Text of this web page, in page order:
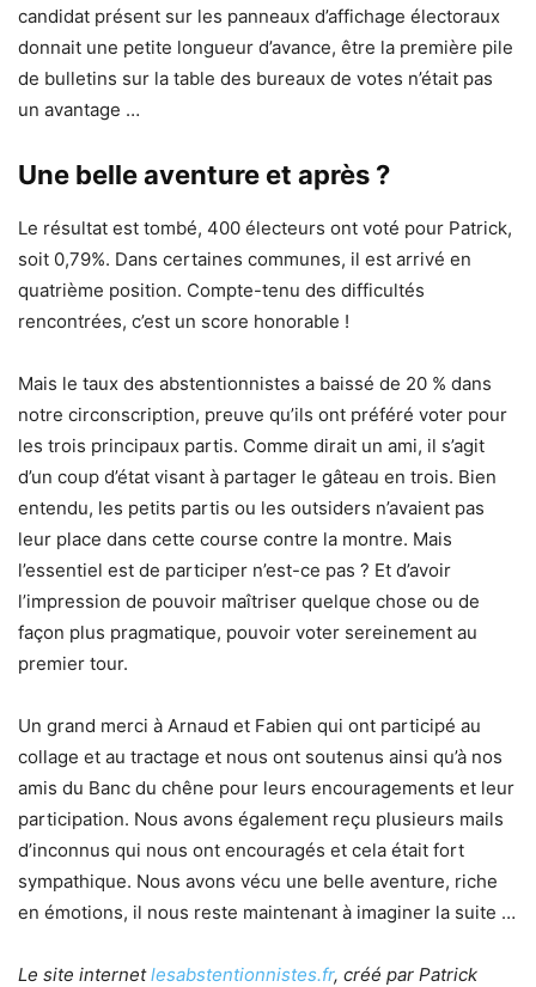
candidat présent sur les panneaux d’affichage électoraux
donnait une petite longueur d’avance, être la première pile
de bulletins sur la table des bureaux de votes n’était pas
un avantage …
Une belle aventure et après ?
Le résultat est tombé, 400 électeurs ont voté pour Patrick,
soit 0,79%. Dans certaines communes, il est arrivé en
quatrième position. Compte-tenu des difficultés
rencontrées, c’est un score honorable !
Mais le taux des abstentionnistes a baissé de 20 % dans
notre circonscription, preuve qu’ils ont préféré voter pour
les trois principaux partis. Comme dirait un ami, il s’agit
d’un coup d’état visant à partager le gâteau en trois. Bien
entendu, les petits partis ou les outsiders n’avaient pas
leur place dans cette course contre la montre. Mais
l’essentiel est de participer n’est-ce pas ? Et d’avoir
l’impression de pouvoir maîtriser quelque chose ou de
façon plus pragmatique, pouvoir voter sereinement au
premier tour.
Un grand merci à Arnaud et Fabien qui ont participé au
collage et au tractage et nous ont soutenus ainsi qu’à nos
amis du Banc du chêne pour leurs encouragements et leur
participation. Nous avons également reçu plusieurs mails
d’inconnus qui nous ont encouragés et cela était fort
sympathique. Nous avons vécu une belle aventure, riche
en émotions, il nous reste maintenant à imaginer la suite …
Le site internetlesabstentionnistes.fr, créé par Patrick